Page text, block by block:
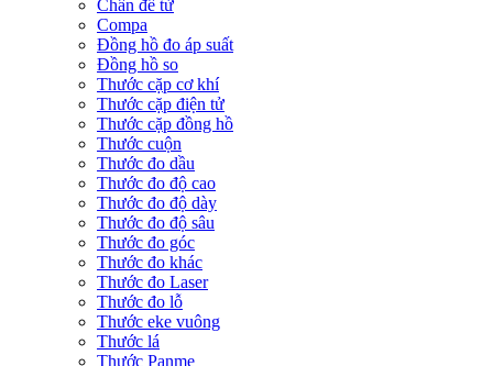
Chân đế từ
Compa
Đồng hồ đo áp suất
Đồng hồ so
Thước cặp cơ khí
Thước cặp điện tử
Thước cặp đồng hồ
Thước cuộn
Thước đo dầu
Thước đo độ cao
Thước đo độ dày
Thước đo độ sâu
Thước đo góc
Thước đo khác
Thước đo Laser
Thước đo lỗ
Thước eke vuông
Thước lá
Thước Panme